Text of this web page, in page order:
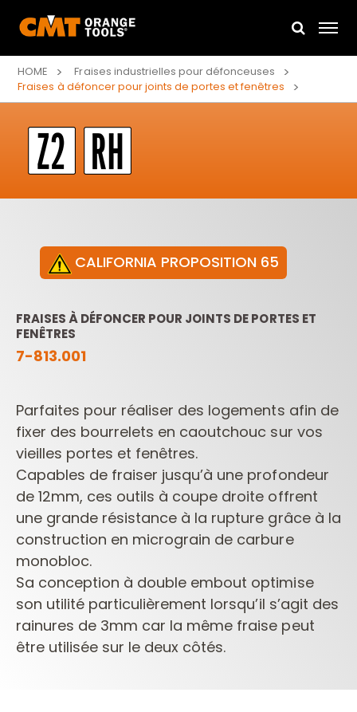
HOME
Fraises industrielles pour défonceuses
Fraises à défoncer pour joints de portes et fenêtres
CALIFORNIA PROPOSITION 65
FRAISES À DÉFONCER POUR JOINTS DE PORTES ET
FENÊTRES
7-813.001
Parfaites pour réaliser des logements afin de
fixer des bourrelets en caoutchouc sur vos
vieilles portes et fenêtres.
Capables de fraiser jusqu’à une profondeur
de 12mm, ces outils à coupe droite offrent
une grande résistance à la rupture grâce à la
construction en micrograin de carbure
monobloc.
Sa conception à double embout optimise
son utilité particulièrement lorsqu’il s’agit des
rainures de 3mm car la même fraise peut
être utilisée sur le deux côtés.